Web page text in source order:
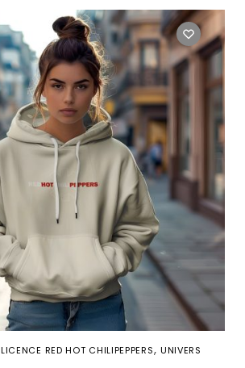
LICENCE RED HOT CHILIPEPPERS, UNIVERS